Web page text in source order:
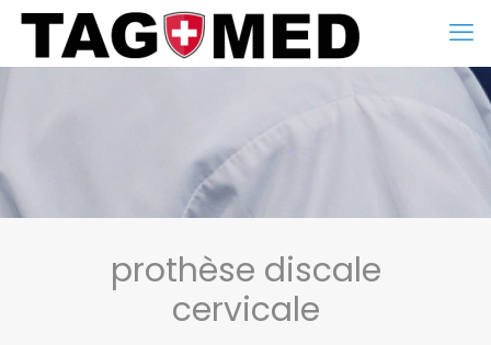
prothèse discale
cervicale